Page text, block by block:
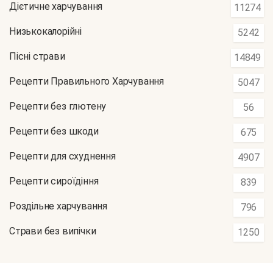
Дієтичне харчування 11274
Низькокалорійні 5242
Пісні страви 14849
Рецепти Правильного Харчування 5047
Рецепти без глютену 56
Рецепти без шкоди 675
Рецепти для схуднення 4907
Рецепти сироїдіння 839
Роздільне харчування 796
Страви без випічки 1250